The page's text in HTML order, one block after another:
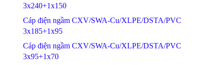
3x240+1x150
Cáp điện ngầm CXV/SWA-Cu/XLPE/DSTA/PVC
3x185+1x95
Cáp điện ngầm CXV/SWA-Cu/XLPE/DSTA/PVC
3x95+1x70